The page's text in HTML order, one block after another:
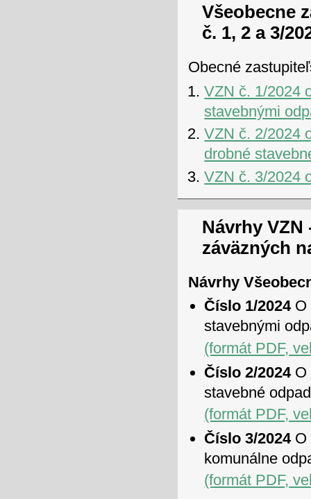
Všeobecne
č. 1, 2 a 3/
Obecné
VZN č. 1/2024
stavebnými
VZN č. 2/2024
drobné
VZN č. 3/2024
Návrhy VZN
záväzných
Návrhy
Číslo 1/2024O
stavebnými
(formát PDF,
Číslo 2/2024O
stavebné
(formát PDF,
Číslo 3/2024O
komunálne
(formát PDF,